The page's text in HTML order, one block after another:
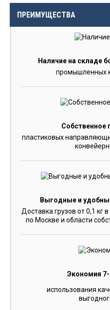
ПРЕИМУЩЕСТВА
Наличие на складе
промышленных
Собственное
пластиковых
Выгодные и
Доставка грузов от 0,1 кг
по Москве и области
Экономия 7-
использования